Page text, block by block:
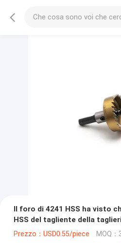
Il foro di 4241 HSS ha visto
HSS del tagliente della
taglierina ha visto
Prezzo：USD0.55/piece MOQ：